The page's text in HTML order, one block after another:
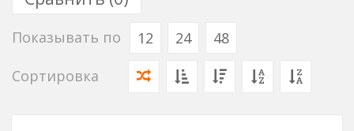
самых тяжелых и изнурительных, давно безвозвратно
ушли. Теперь в арсенале хозяек бесчисленное
стиральные машины повсеместно доступны.
Комфортный быт уже не мыслим без машинной стирки.
Показывать по 12 24 48
Сортировка